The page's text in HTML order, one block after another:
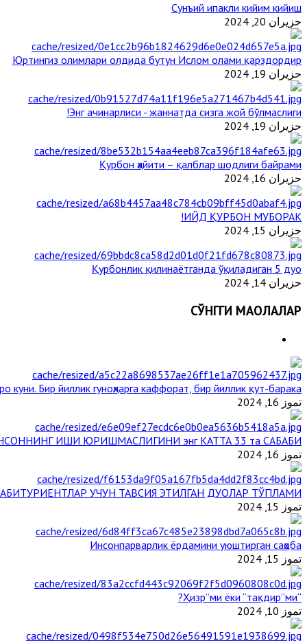
Сунъий ипакли кийим кийиш
حزيران 20, 2024
Юртингиз олимлари олдида бутун Ислом олами қарздордир
حزيران 19, 2024
Энг ачинарлиси - жаннатда сизга жой бўлмаслиги!
حزيران 19, 2024
Қурбон ҳайити – қалблар шодлиги байрами
حزيران 16, 2024
ИЙД ҚУРБОН МУБОРАК!
حزيران 15, 2024
Қурбонлик қилинаётганда ўқиладиган 5 дуо
حزيران 14, 2024
СЎНГГИ МАҚОЛАЛАР
куни. Бир йиллик гуноҳларга каффорат, бир йиллик қут-барака
تموز 16, 2024
ИШИ ЮРИШМАСЛИГИНИ энг КАТТА 33 та САБАБИ
تموز 16, 2024
АБИТУРИЕНТЛАР УЧУН ТАВСИЯ ЭТИЛГАН ДУОЛАР ТЎПЛАМИ
تموز 15, 2024
Инсонпарварлик ёрдамини уюштирган саҳоба
تموز 15, 2024
“Ҳизр”ми ёки “тақдир”ми?
تموز 10, 2024